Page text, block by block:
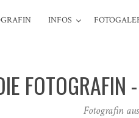
INFOS
FOTOGRAFIN
Fotografin